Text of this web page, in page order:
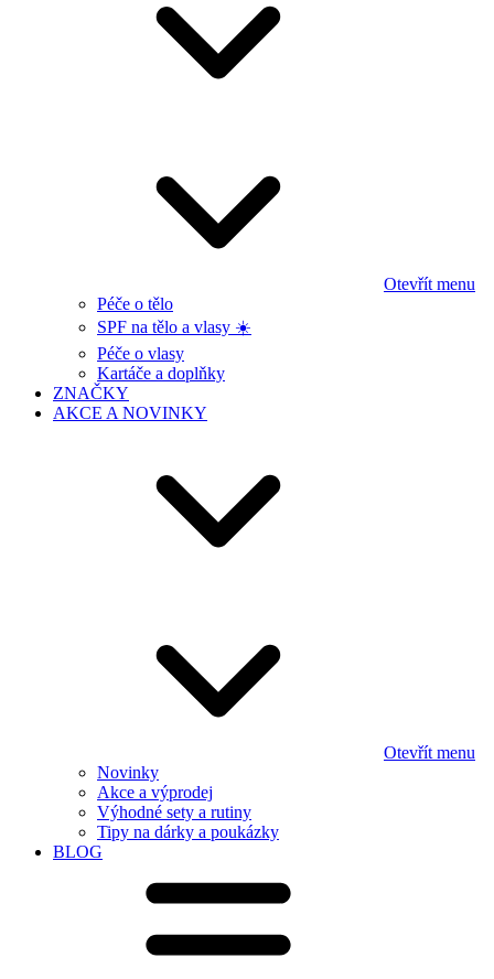
Otevřít menu
Péče o tělo
SPF na tělo a vlasy ☀️
Péče o vlasy
Kartáče a doplňky
ZNAČKY
AKCE A NOVINKY
Otevřít menu
Novinky
Akce a výprodej
Výhodné sety a rutiny
Tipy na dárky a poukázky
BLOG